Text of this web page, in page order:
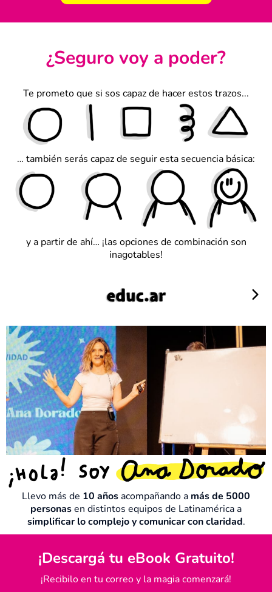
¿Seguro voy a poder?
Te prometo que si sos capaz de hacer estos trazos...
… también serás capaz de seguir esta secuencia básica:
y a partir de ahí… ¡las opciones de combinación son
inagotables!
Llevo más de 10 añosacompañando a más de 5000
personasen distintos equipos de Latinamérica a
simplificar lo complejo y comunicar con claridad.
¡Descargá tu eBook Gratuito!
¡Recibilo en tu correo y la magia comenzará!